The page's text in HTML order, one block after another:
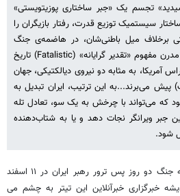
تجسم یک «جبر ساختاری پوزیتویستی»
سیستمیک توزیع قدرت، رفتار بازیگران را
میل باطنی‌شان، در هاضمه‌ی جنگ
بلعیده شوند. این تله، بازخوانی مدرن مفهوم «تقدیر گرایانه» (Fatalistic) تاریخ
به مثابه دو نیروی دیالکتیکی، جهان
می‌برند...به این ترتیب، ایران تبدیل به
که می‌تواند با چرخش به یک سو، تعادل تله
جبر ویرانگر نجات دهد و یا به شتاب‌دهنده
شود.
در مطلبی راجع به جنگ دو روز پس ترور رهبر ایران در ۱۱ اسفند
خبرگزاری خبرآنلاین این تیتر به چشم می